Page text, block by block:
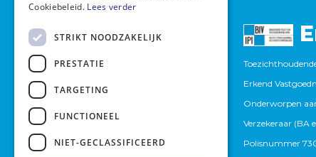
Erkend
Onderworpen
Verzekeraar (BA
Polisnummer
Cookiebeleid. Lees verder
STRIKT NOODZAKELIJK
PRESTATIE
TARGETING
FUNCTIONEEL
NIET-GECLASSIFICEERD